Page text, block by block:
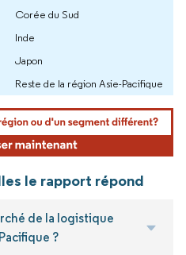
Corée du Sud
Inde
Japon
Reste de la région Asie-Pacifique
le rapport répond
de la logistique
?